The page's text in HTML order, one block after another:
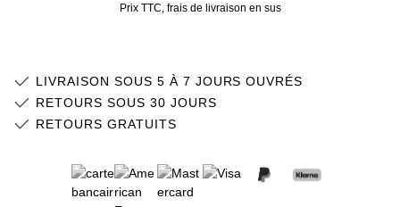
2XL
Prix TTC, frais de livraison en sus
LIVRAISON SOUS 5 À 7 JOURS OUVRÉS
RETOURS SOUS 30 JOURS
RETOURS GRATUITS